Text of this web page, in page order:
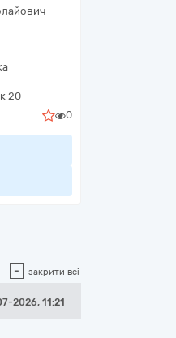
20
0
- закрити всі
2026, 11:21